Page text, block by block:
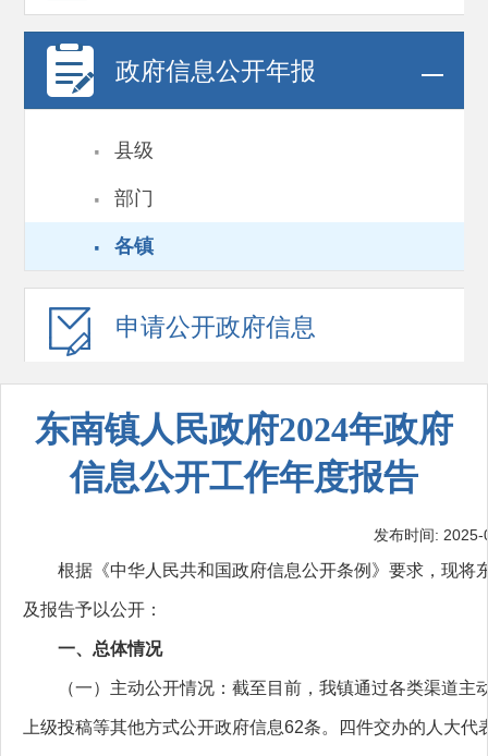
政府信息公开年报
· 县级
· 部门
· 各镇
申请公开政府信息
东南镇人民政府2024年政府
信息公开工作年度报告
发布时间:
根据《中华人民共和国政府信息公开条例》要求，现
及报告予以公开：
一、总体情况
（一）主动公开情况：截至目前，我镇通过各类渠道
上级投稿等其他方式公开政府信息62条。四件交办的人大